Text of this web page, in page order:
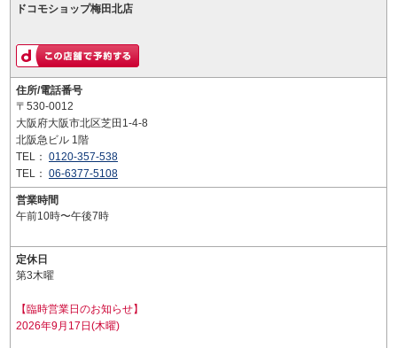
ドコモショップ梅田北店
住所/電話番号
〒530-0012
大阪府大阪市北区芝田1-4-8
北阪急ビル 1階
TEL： 0120-357-538
TEL： 06-6377-5108
営業時間
午前10時〜午後7時
定休日
第3木曜
【臨時営業日のお知らせ】
2026年9月17日(木曜)